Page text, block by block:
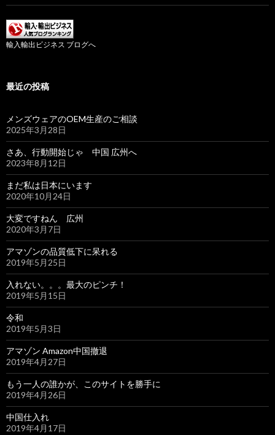
輸入輸出ビジネス ブログへ
最近の投稿
メンズウェアのOEM生産のご相談
2025年3月28日
さあ、行動開始じゃ 中国 広州へ
2023年8月12日
まだ私は日本にいます
2020年10月24日
大変ですねん 広州
2020年3月7日
アマゾンの品質低下に呆れる
2019年5月25日
入れない。。。最大のピンチ！
2019年5月15日
令和
2019年5月3日
アマゾン Amazon中国撤退
2019年4月27日
もう一人の誰かが、このサイトを勝手に
2019年4月26日
中国仕入れ
2019年4月17日